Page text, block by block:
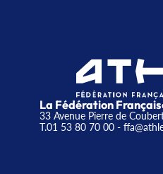
La Fédération
33 Avenue Pierre de
T.01 53 80 70 00-